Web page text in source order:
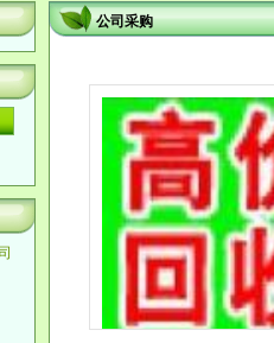
公司采购